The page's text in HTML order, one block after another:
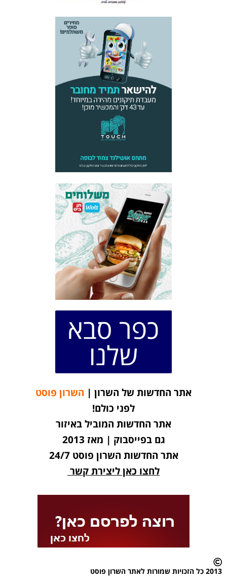
כפר סבא
שלנו
אתר החדשות של השרון | השרון פוסט
לפני כולם!
אתר החדשות המוביל באיזור
גם בפייסבוק | מאז 2013
אתר החדשות השרון פוסט 24/7
לחצו כאן ליצירת קשר
2013 כל הזכויות שמורות לאתר השרון פוסט